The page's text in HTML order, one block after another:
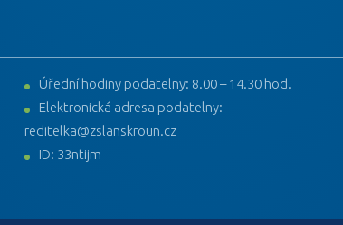
Úřední hodiny podatelny: 8.00 – 14.30 hod.
Elektronická adresa podatelny:
reditelka@zslanskroun.cz
ID: 33ntijm